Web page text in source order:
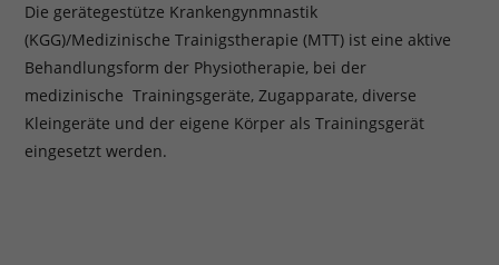
Die gerätegestütze Krankengynmnastik
(KGG)/Medizinische Trainigstherapie (MTT) ist eine aktive
Behandlungsform der Physiotherapie, bei der
medizinische Trainingsgeräte, Zugapparate, diverse
Kleingeräte und der eigene Körper als Trainingsgerät
eingesetzt werden.